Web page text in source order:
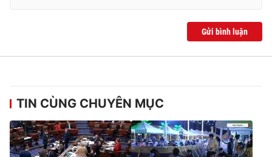
® Cấm sao chép dưới mọi hình thức nếu không có sự chấp
Gửi bình luận
TIN CÙNG CHUYÊN MỤC